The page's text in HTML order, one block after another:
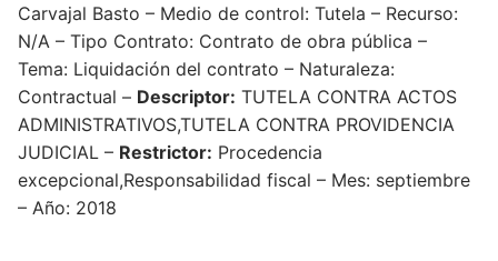
Carvajal Basto – Medio de control: Tutela – Recurso:
N/A – Tipo Contrato: Contrato de obra pública –
Tema: Liquidación del contrato – Naturaleza:
Contractual – Descriptor: TUTELA CONTRA ACTOS
ADMINISTRATIVOS,TUTELA CONTRA PROVIDENCIA
JUDICIAL – Restrictor: Procedencia
excepcional,Responsabilidad fiscal – Mes: septiembre
– Año: 2018